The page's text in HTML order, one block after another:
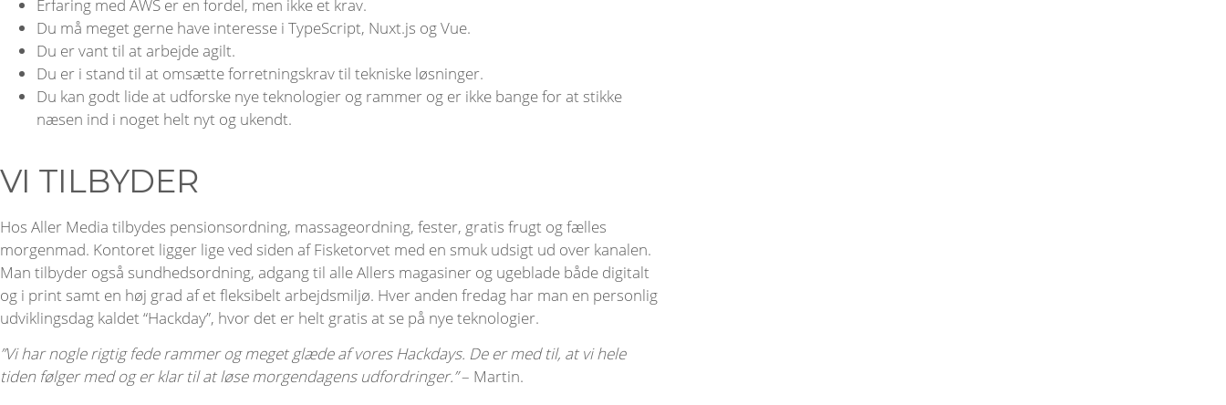
Erfaring med AWS er en fordel, men ikke et krav.
Du må meget gerne have interesse i TypeScript, Nuxt.js og Vue.
Du er vant til at arbejde agilt.
Du er i stand til at omsætte forretningskrav til tekniske løsninger.
Du kan godt lide at udforske nye teknologier og rammer og er ikke bange for at stikke
næsen ind i noget helt nyt og ukendt.
VI TILBYDER
Hos Aller Media tilbydes pensionsordning, massageordning, fester, gratis frugt og fælles
morgenmad. Kontoret ligger lige ved siden af ​​Fisketorvet med en smuk udsigt ud over kanalen.
Man tilbyder også sundhedsordning, adgang til alle Allers magasiner og ugeblade både digitalt
og i print samt en høj grad af et fleksibelt arbejdsmiljø. Hver anden fredag ​​har man en personlig
udviklingsdag kaldet “Hackday”, hvor det er helt gratis at se på nye teknologier.
”Vi har nogle rigtig fede rammer og meget glæde af vores Hackdays. De er med til, at vi hele
tiden følger med og er klar til at løse morgendagens udfordringer.”– Martin.